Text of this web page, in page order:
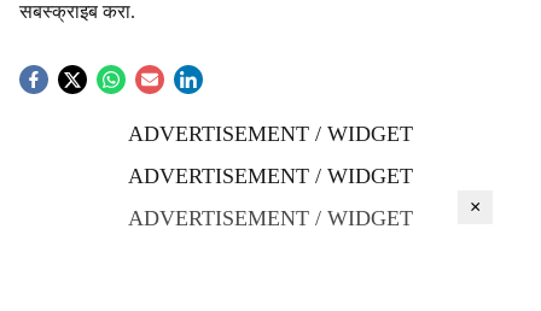
सबस्क्राइब करा.
ADVERTISEMENT / WIDGET
ADVERTISEMENT / WIDGET
ADVERTISEMENT / WIDGET
×